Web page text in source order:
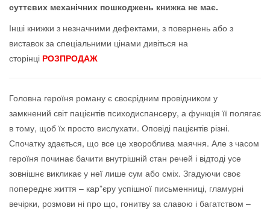
200.00₴.100.00₴.
суттєвих механічних пошкоджень книжка не має.
Інші книжки з незначними дефектами, з повернень або з
виставок за спеціальними цінами дивіться на
сторінці РОЗПРОДАЖ
Головна героїня роману є своєрідним провідником у
замкнений світ пацієнтів психодиспансеру, а функція її полягає
в тому, щоб їх просто вислухати. Оповіді пацієнтів різні.
Спочатку здається, що все це хвороблива маячня. Але з часом
героїня починає бачити внутрішній стан речей і відтоді усе
зовнішнє викликає у неї лише сум або сміх. Згадуючи своє
попереднє життя – кар”єру успішної письменниці, гламурні
вечірки, розмови ні про що, гонитву за славою і багатством –